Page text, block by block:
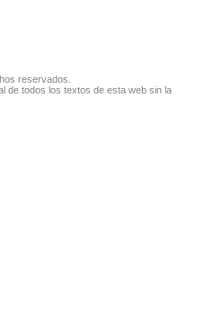
reservados.
de todos los textos de esta web sin la